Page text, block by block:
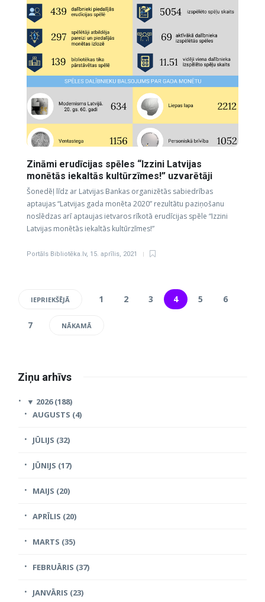
Zināmi erudīcijas spēles “Izzini Latvijas
monētās iekaltās kultūrzīmes!” uzvarētāji
Šonedēļ līdz ar Latvijas Bankas organizētās sabiedrības
aptaujas “Latvijas gada monēta 2020” rezultātu paziņošanu
noslēdzas arī aptaujas ietvaros rīkotā erudīcijas spēle “Izzini
Latvijas monētās iekaltās kultūrzīmes!”
Portāls Bibliotēka.lv, 15. aprīlis, 2021
IEPRIEKŠĒJĀ 1 2 3 4 5 6
7 NĀKAMĀ
Ziņu arhīvs
▼ 2026 (188)
AUGUSTS (4)
JŪLIJS (32)
JŪNIJS (17)
MAIJS (20)
APRĪLIS (20)
MARTS (35)
FEBRUĀRIS (37)
JANVĀRIS (23)